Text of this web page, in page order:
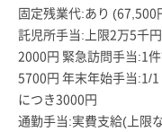
固定残業代:あり (67,500
託児所手当:上限2万5千
2000円 緊急訪問手当:1
5700円 年末年始手当:1/
につき3000円
通勤手当:実費支給(上限